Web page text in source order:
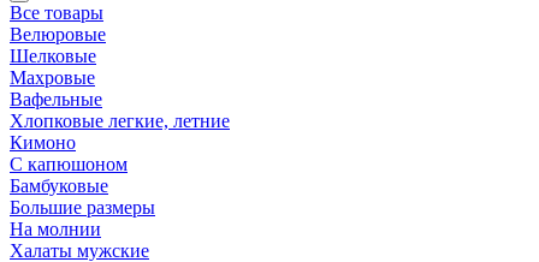
Все товары
Велюровые
Шелковые
Махровые
Вафельные
Хлопковые легкие, летние
Кимоно
С капюшоном
Бамбуковые
Большие размеры
На молнии
Халаты мужские